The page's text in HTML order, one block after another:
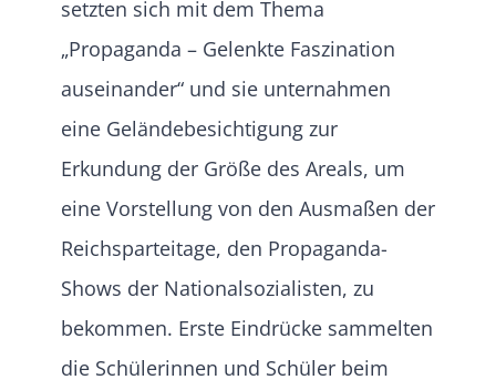
setzten sich mit dem Thema
„Propaganda – Gelenkte Faszination
auseinander“ und sie unternahmen
eine Geländebesichtigung zur
Erkundung der Größe des Areals, um
eine Vorstellung von den Ausmaßen der
Reichsparteitage, den Propaganda-
Shows der Nationalsozialisten, zu
bekommen. Erste Eindrücke sammelten
die Schülerinnen und Schüler beim